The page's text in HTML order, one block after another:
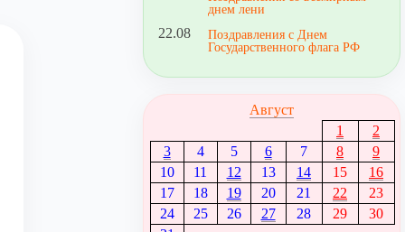
днем лени
22.08
Поздравления с Днем
Государственного флага РФ
Август
1
2
3
4 5 6 7 8
9
10
11 12 13 14 15
16
17
18 19 20 21 22
23
24
25 26 27 28 29
30